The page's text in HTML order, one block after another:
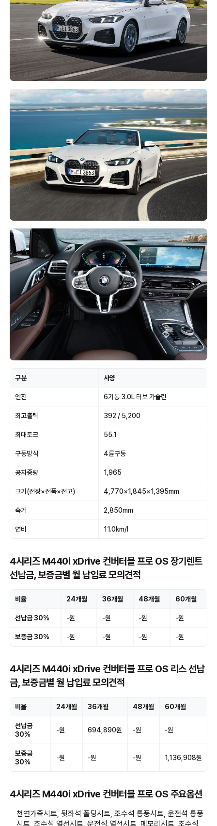
구분 사양
엔진 6기통 3.0L 터보 가솔린
최고출력 392 / 5,200
최대토크 55.1
구동방식 4륜구동
공차중량 1,965
크기(전장×전폭×전고) 4,770×1,845×1,395mm
축거 2,850mm
연비 11.0km/l
4시리즈 M440i xDrive 컨버터블 프로 OS 장기렌트
선납금, 보증금별 월 납입료 모의견적
비율 24개월 36개월 48개월 60개월
선납금 30% -원 -원 -원 -원
보증금 30% -원 -원 -원 -원
4시리즈 M440i xDrive 컨버터블 프로 OS 리스 선납
금, 보증금별 월 납입료 모의견적
비율 24개월 36개월 48개월 60개월
선납금
30%
-원 694,890원 -원 -원
보증금
30%
-원 -원 -원 1,136,908원
4시리즈 M440i xDrive 컨버터블 프로 OS 주요옵션
천연가죽시트, 뒷좌석 폴딩시트, 조수석 통풍시트, 운전석 통풍
시트, 조수석 열선시트, 운전석 열선시트, 메모리시트, 조수석